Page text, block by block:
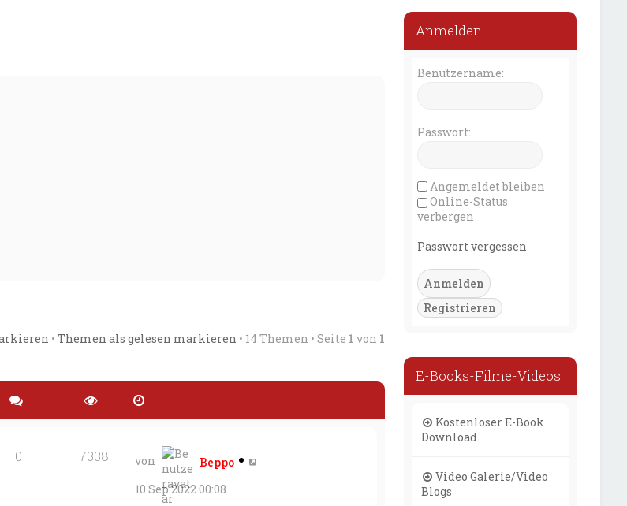
•Themen als gelesen markieren • 14 Themen • Seite 1 von 1
0 7338 von
Beppo
10 Sep 2022 00:08
Anmelden
Benutzername:
Passwort:
Angemeldet bleiben
Online-Status
verbergen
Passwort vergessen
Registrieren
E-Books-Filme-Videos
Kostenloser E-Book
Download
Video Galerie/Video
Blogs